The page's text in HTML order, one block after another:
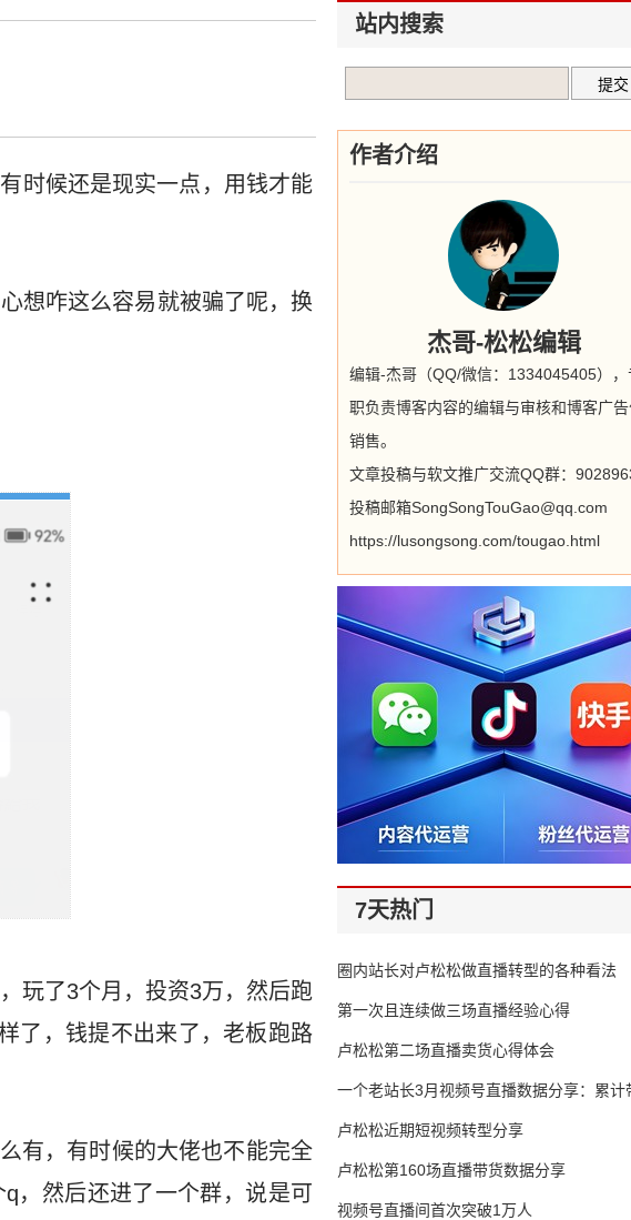
时候还是现实一点，用钱才能
想咋这么容易就被骗了呢，换
玩了3个月，投资3万，然后跑
了，钱提不出来了，老板跑路
有，有时候的大佬也不能完全
，然后还进了一个群，说是可
站内搜索
作者介绍
杰哥-松松编辑
编辑-杰哥（QQ/微信：1334045405），
职负责博客内容的编辑与审核和博客广
销售。
文章投稿与软文推广交流QQ群：
投稿邮箱SongSongTouGao@qq.com
https://lusongsong.com/tougao.html
7天热门
圈内站长对卢松松做直播转型的各种看法
第一次且连续做三场直播经验心得
卢松松第二场直播卖货心得体会
一个老站长3月视频号直播数据分享：累计
65万
卢松松近期短视频转型分享
卢松松第160场直播带货数据分享
视频号直播间首次突破1万人